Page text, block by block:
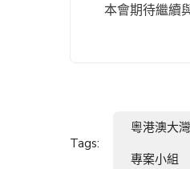
本會期待繼續
Tags:
粵港澳大
專案小組